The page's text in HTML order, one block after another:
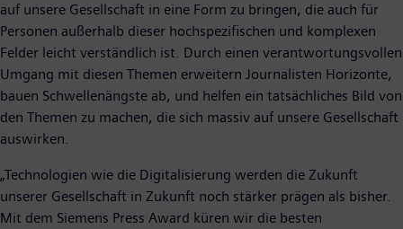
auf unsere Gesellschaft in eine Form zu bringen, die auch für
Personen außerhalb dieser hochspezifischen und komplexen
Felder leicht verständlich ist. Durch einen verantwortungsvollen
Umgang mit diesen Themen erweitern Journalisten Horizonte,
bauen Schwellenängste ab, und helfen ein tatsächliches Bild von
den Themen zu machen, die sich massiv auf unsere Gesellschaft
auswirken.
„Technologien wie die Digitalisierung werden die Zukunft
unserer Gesellschaft in Zukunft noch stärker prägen als bisher.
Mit dem Siemens Press Award küren wir die besten